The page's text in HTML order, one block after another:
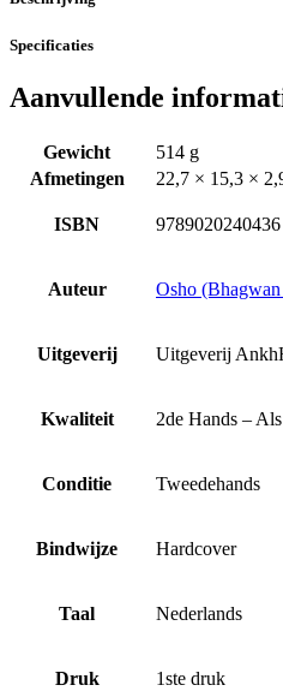
Specificaties
Aanvullende
Gewicht
514 g
Afmetingen
22,7 × 15,3 ×
ISBN 9789020240436
Auteur Osho
Uitgeverij Uitgeverij
Kwaliteit 2de Hands –
Conditie Tweedehands
Bindwijze Hardcover
Taal Nederlands
Druk 1ste druk